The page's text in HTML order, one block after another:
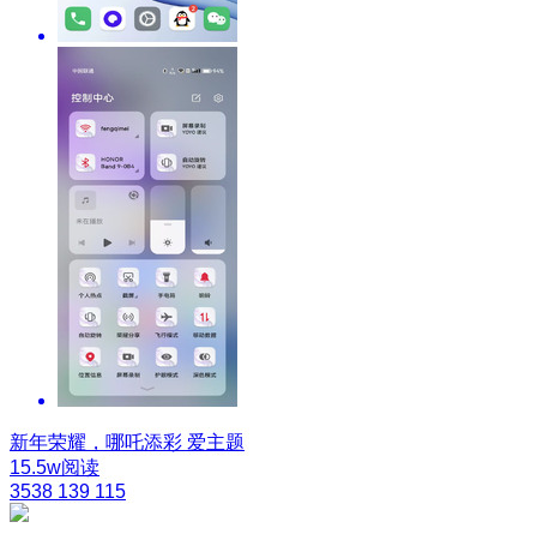
新年荣耀，哪吒添彩 爱主题
15.5w阅读
3538 139 115